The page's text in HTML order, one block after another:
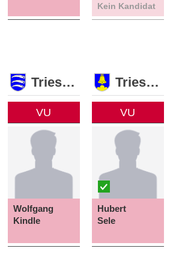
Kein Kandidat
Triesen
VU
Wolfgang
Kindle
Triesenberg
VU
Hubert
Sele